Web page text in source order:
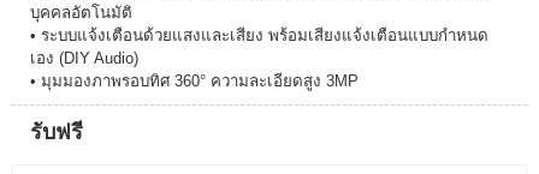
บุคคลอัตโนมัติ
• ระบบแจ้งเตือนด้วยแสงและเสียง พร้อมเสียงแจ้งเตือนแบบกำหนด
เอง (DIY Audio)
• มุมมองภาพรอบทิศ 360° ความละเอียดสูง 3MP
รับฟรี